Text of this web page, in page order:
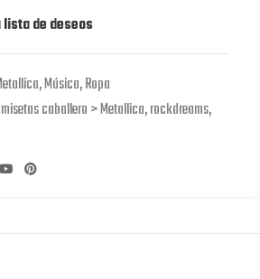
de deseos
,Música,Ropa
caballero > Metallica,rockdreams,